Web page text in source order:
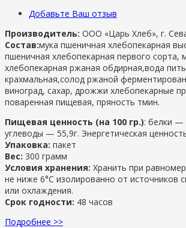
Добавьте Ваш отзыв
Производитель: ООО «Царь Хлеб», г.
Состав:мука пшеничная хлебопекарная
пшеничная хлебопекарная первого сорта,
хлебопекарная ржаная обдирная,вода
крахмальная,солод ржаной
виноград, сахар, дрожжи хлебопекарные
поваренная пищевая, пряность тмин.
Пищевая ценность (на 100 гр.): белки —
углеводы — 55,9г. Энергетическая
Упаковка: пакет
Вес: 300 грамм
Условия хранения: Хранить при
не ниже 6°С изолированно от источников
или охлаждения.
Срок годности: 48 часов
Подробнее >>